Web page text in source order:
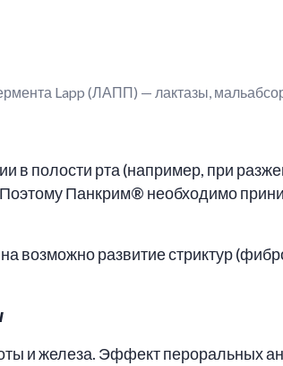
Lapp (ЛАПП) — лактазы,
полости рта (например, при
Панкрим® необходимо
возможно развитие стриктур
и железа. Эффект пероральных